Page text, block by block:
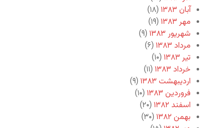
آبان ۱۳۸۳
(۱۸)
مهر ۱۳۸۳
(۱۹)
شهریور ۱۳۸۳
(۹)
مرداد ۱۳۸۳
(۶)
تیر ۱۳۸۳
(۱۰)
خرداد ۱۳۸۳
(۱۱)
اردیبهشت ۱۳۸۳
(۹)
فروردین ۱۳۸۳
(۱۰)
اسفند ۱۳۸۲
(۲۰)
بهمن ۱۳۸۲
(۳۰)